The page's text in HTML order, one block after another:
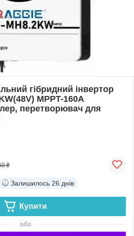
гібридний інвертор
MPPT-160A
перетворювач для
₴
Залишилось 26 днів
Купити
або